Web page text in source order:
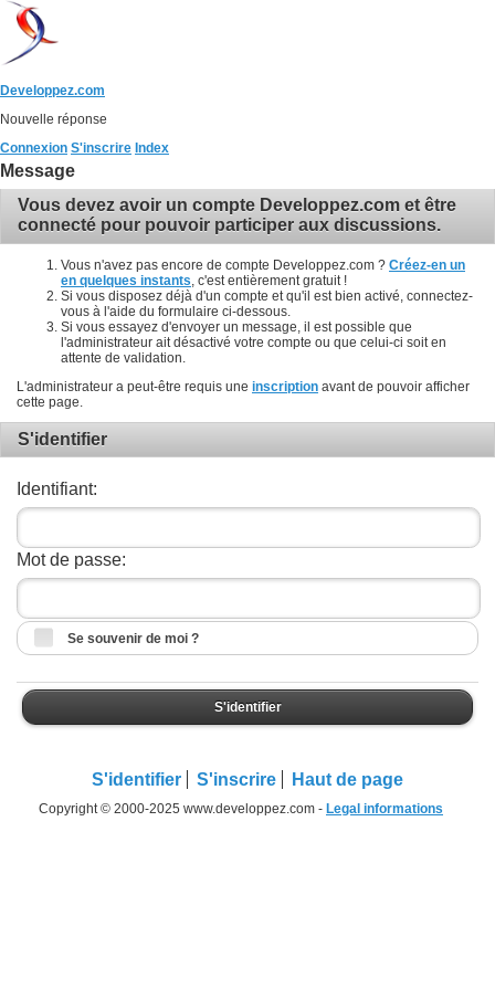
Developpez.com
Nouvelle réponse
Connexion S'inscrire Index
Message
Vous devez avoir un compte Developpez.com et être
connecté pour pouvoir participer aux discussions.
Vous n'avez pas encore de compte Developpez.com ? Créez-en un
en quelques instants , c'est entièrement gratuit !
Si vous disposez déjà d'un compte et qu'il est bien activé, connectez-
vous à l'aide du formulaire ci-dessous.
Si vous essayez d'envoyer un message, il est possible que
l'administrateur ait désactivé votre compte ou que celui-ci soit en
attente de validation.
L'administrateur a peut-être requis une inscription avant de pouvoir afficher
cette page.
S'identifier
Identifiant:
Mot de passe:
Se souvenir de moi ?
S'identifier
S'identifier S'inscrire Haut de page
Copyright © 2000-2025 www.developpez.com - Legal informations